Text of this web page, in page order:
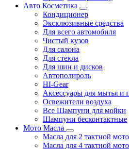
Авто Косметика
Кондиционер
Эксклюзивные средства
Для всего автомобиля
Чистый кузов
Для салона
Для стекла
Для шин и дисков
Автополироль
HI-Gear
Аксессуары для мытья и
Освежители воздуха
Все Шампуни для мойки
Шампуни бесконтактные
Мото Масла
Масла для 2 тактной
Масла для 4 тактной